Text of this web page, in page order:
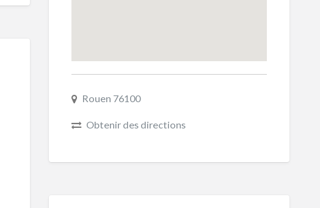
Rouen 76100
Obtenir des directions